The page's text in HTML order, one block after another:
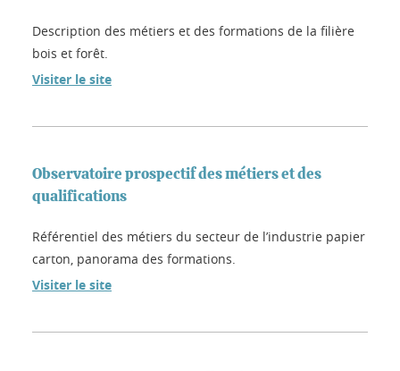
Description des métiers et des formations de la filière
bois et forêt.
Visiter le site
Observatoire prospectif des métiers et des
qualifications
Référentiel des métiers du secteur de l’industrie papier
carton, panorama des formations.
Visiter le site